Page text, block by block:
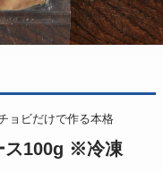
ョビだけで作る本格
ス100g ※冷凍